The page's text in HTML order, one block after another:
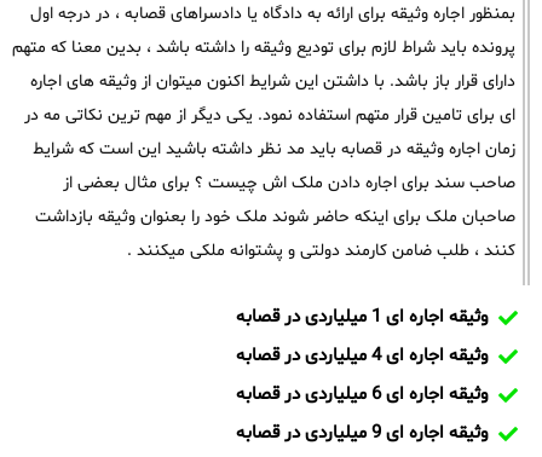
بمنظور اجاره وثیقه برای ارائه به دادگاه یا دادسراهای قصابه ، در درجه اول
پرونده باید شراط لازم برای تودیع وثیقه را داشته باشد ، بدین معنا که متهم
دارای قرار باز باشد. با داشتن این شرایط اکنون میتوان از وثیقه های اجاره
ای برای تامین قرار متهم استفاده نمود. یکی دیگر از مهم ترین نکاتی مه در
زمان اجاره وثیقه در قصابه باید مد نظر داشته باشید این است که شرایط
صاحب سند برای اجاره دادن ملک اش چیست ؟ برای مثال بعضی از
صاحبان ملک برای اینکه حاضر شوند ملک خود را بعنوان وثیقه بازداشت
کنند ، طلب ضامن کارمند دولتی و پشتوانه ملکی میکنند .
وثیقه اجاره ای 1 میلیاردی در قصابه
وثیقه اجاره ای 4 میلیاردی در قصابه
وثیقه اجاره ای 6 میلیاردی در قصابه
وثیقه اجاره ای 9 میلیاردی در قصابه